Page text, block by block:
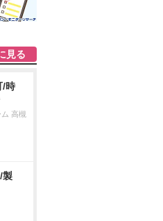
見る
/時
高槻
製